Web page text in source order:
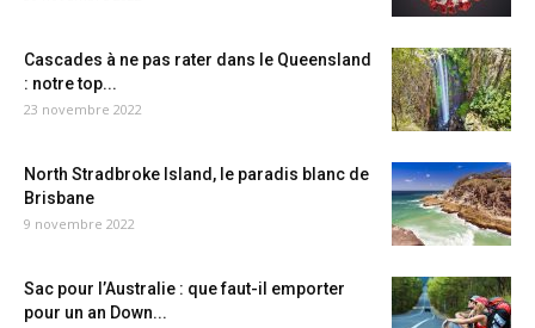
Cascades à ne pas rater dans le Queensland
: notre top...
23 novembre 2022
North Stradbroke Island, le paradis blanc de
Brisbane
9 novembre 2022
Sac pour l’Australie : que faut-il emporter
pour un an Down...